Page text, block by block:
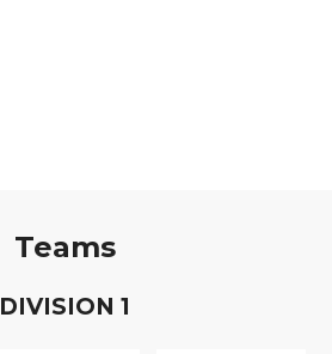
Teams
DIVISION 1